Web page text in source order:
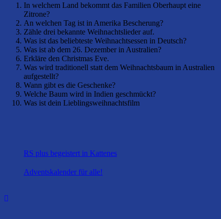
In welchem Land bekommt das Familien Oberhaupt eine
Zitrone?
An welchen Tag ist in Amerika Bescherung?
Zähle drei bekannte Weihnachtslieder auf.
Was ist das beliebteste Weihnachtsessen in Deutsch?
Was ist ab dem 26. Dezember in Australien?
Erkläre den Christmas Eve.
Was wird traditionell statt dem Weihnachtsbaum in Australien
aufgestellt?
Wann gibt es die Geschenke?
Welche Baum wird in Indien geschmückt?
Was ist dein Lieblingsweihnachtsfilm
RS plus begeistert in Kattenes
Adventskalender für alle!